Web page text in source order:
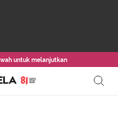
untuk melanjutkan